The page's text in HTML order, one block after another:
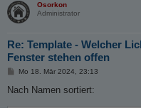
Osorkon
Administrator
Re: Template - Welcher
Fenster stehen offen
B
i
Mo 18. Mär 2024, 23:13
Nach Namen sortiert: